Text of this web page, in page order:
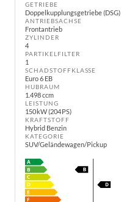
GETRIEBE
Doppelkupplungsgetriebe (DSG)
ANTRIEBSACHSE
Frontantrieb
ZYLINDER
4
PARTIKELFILTER
1
SCHADSTOFFKLASSE
Euro 6 EB
HUBRAUM
1.498 ccm
LEISTUNG
150 kW (204 PS)
KRAFTSTOFF
Hybrid Benzin
KATEGORIE
SUV/Geländewagen/Pickup